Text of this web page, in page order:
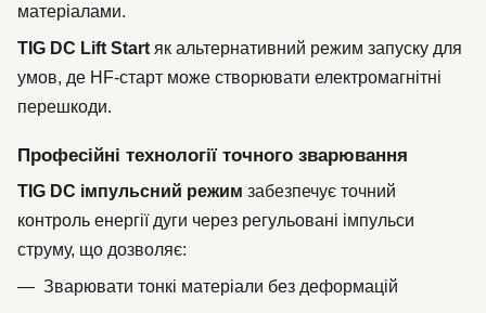
матеріалами.
TIG DC Lift Start як альтернативний режим запуску для
умов, де HF-старт може створювати електромагнітні
перешкоди.
Професійні технології точного зварювання
TIG DC імпульсний режим забезпечує точний
контроль енергії дуги через регульовані імпульси
струму, що дозволяє:
Зварювати тонкі матеріали без деформацій